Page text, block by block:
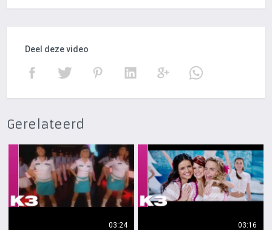
Deel deze video
Gerelateerd
03:24 03:16